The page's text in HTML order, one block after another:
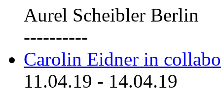
Aurel Scheibler Berlin
----------
Carolin Eidner in
11.04.19 - 14.04.19